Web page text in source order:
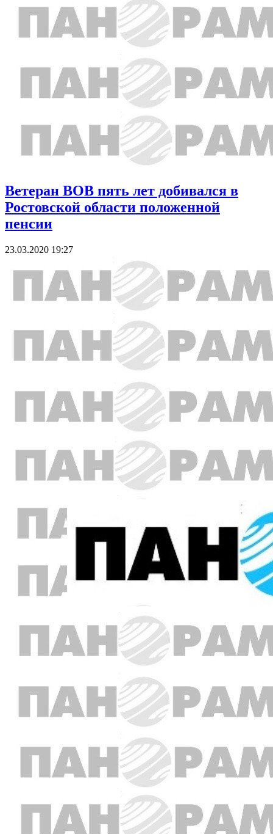
Ветеран ВОВ пять лет добивался в
Ростовской области положенной
пенсии
23.03.2020 19:27